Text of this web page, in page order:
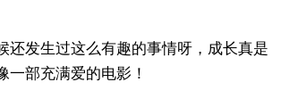
还发生过这么有趣的事情呀，成长真是
一部充满爱的电影！